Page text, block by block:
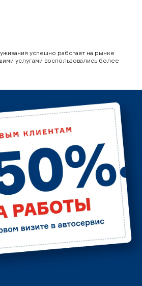
успешно работает на рынке
услугами воспользовались более